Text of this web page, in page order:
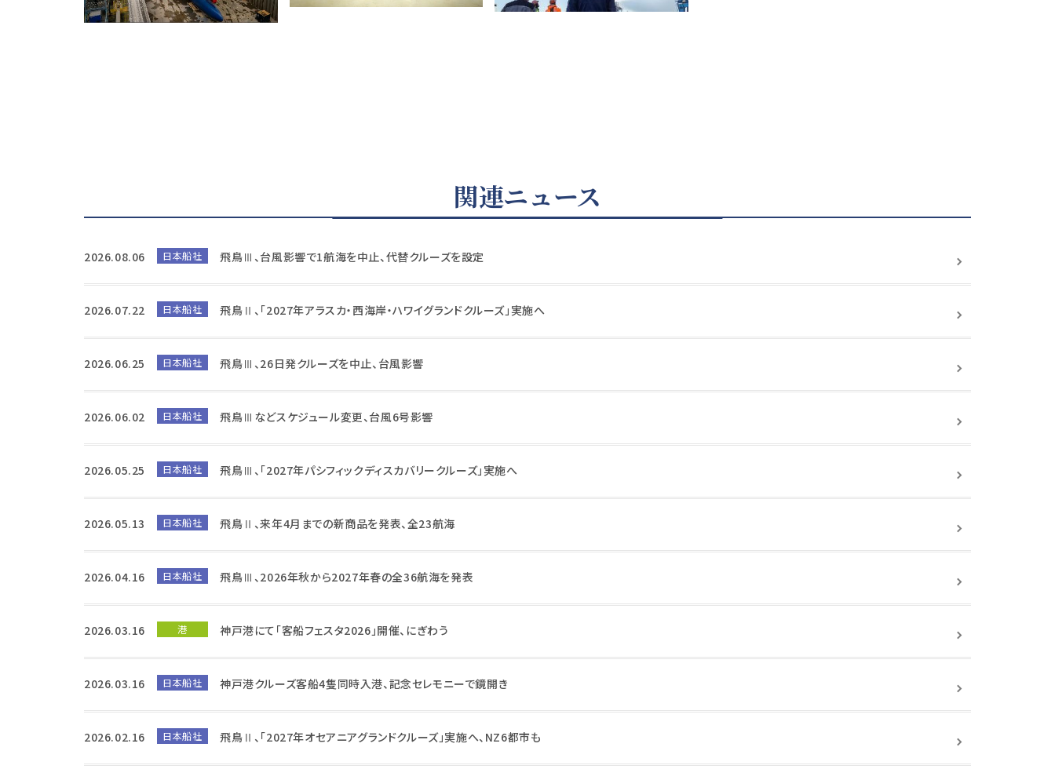
関連ニュース
2026.08.06 日本船社 飛鳥Ⅲ、台風影響で1航海を中止、代替クルーズを設定
2026.07.22 日本船社 飛鳥Ⅱ、「2027年アラスカ・西海岸・ハワイグランドクルーズ」実施へ
2026.06.25 日本船社 飛鳥Ⅲ、26日発クルーズを中止、台風影響
2026.06.02 日本船社 飛鳥Ⅲなどスケジュール変更、台風6号影響
2026.05.25 日本船社 飛鳥Ⅲ、「2027年パシフィックディスカバリークルーズ」実施へ
2026.05.13 日本船社 飛鳥Ⅱ、来年4月までの新商品を発表、全23航海
2026.04.16 日本船社 飛鳥Ⅲ、2026年秋から2027年春の全36航海を発表
2026.03.16 港 神戸港にて「客船フェスタ2026」開催、にぎわう
2026.03.16 日本船社 神戸港クルーズ客船4隻同時入港、記念セレモニーで鏡開き
2026.02.16 日本船社 飛鳥Ⅱ、「2027年オセアニアグランドクルーズ」実施へ、NZ6都市も